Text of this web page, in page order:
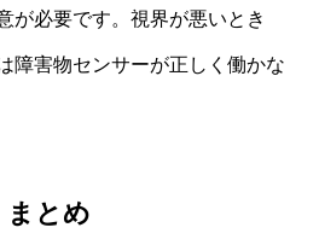
が必要です。視界が悪いとき
障害物センサーが正しく働かな
まとめ